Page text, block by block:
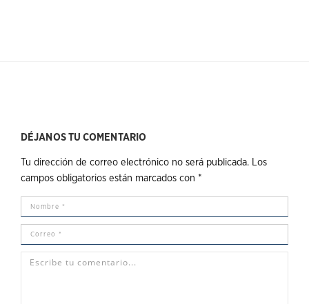
DÉJANOS TU COMENTARIO
Tu dirección de correo electrónico no será publicada. Los
campos obligatorios están marcados con *